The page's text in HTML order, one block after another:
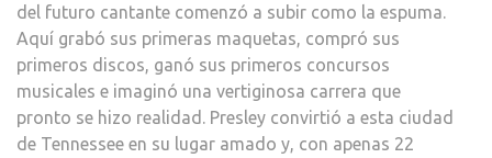
del futuro cantante comenzó a subir como la espuma.
Aquí grabó sus primeras maquetas, compró sus
primeros discos, ganó sus primeros concursos
musicales e imaginó una vertiginosa carrera que
pronto se hizo realidad. Presley convirtió a esta ciudad
de Tennessee en su lugar amado y, con apenas 22